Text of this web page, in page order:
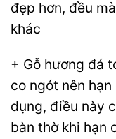
đẹp hơn, đều
khác
+ Gỗ hương đá
co ngót nên
dụng, điều này
bàn thờ khi hạn